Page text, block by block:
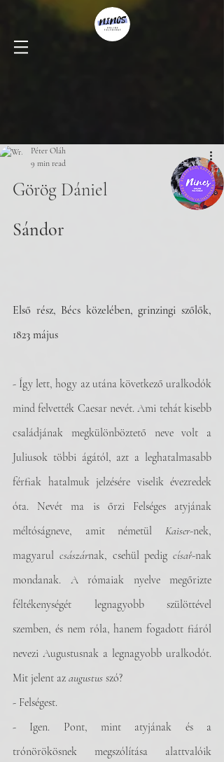
Péter Oláh
9 min read
Görög Dániel
Sándor
Első rész, Bécs közelében, grinzingi szőlők,
1823 május
- Így lett, hogy az utána következő uralkodók
mind felvették Caesar nevét. Ami tehát kisebb
családjának megkülönböztető neve volt a
Juliusok többi ágától, azt a leghatalmasabb
férfiak hatalmuk jelzésére viselik évezredek
óta. Nevét ma is őrzi Felséges atyjának
méltóságneve, amit németül Kaiser-nek,
magyarul császárnak, csehül pedig císař-nak
mondanak. A rómaiak nyelve megőrizte
féltékenységét legnagyobb szülöttével
szemben, és nem róla, hanem fogadott fiáról
nevezi Augustusnak a legnagyobb uralkodót.
Mit jelent az augustus szó?
- Felségest.
- Igen. Pont, mint atyjának és a
trónörökösnek megszólítása alattvalóik